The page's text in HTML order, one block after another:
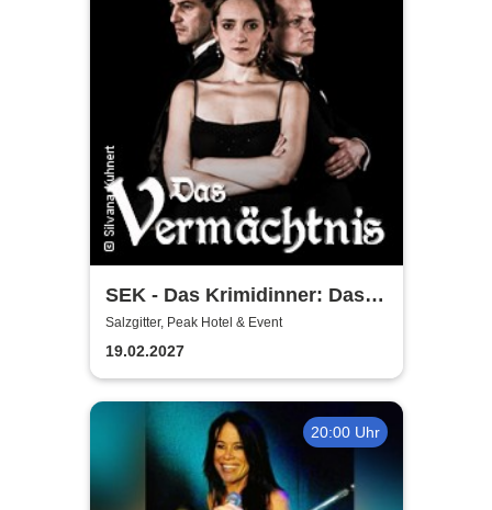
SEK - Das Krimidinner: Das
Vermächtnis
Salzgitter, Peak Hotel & Event
19.02.2027
20:00 Uhr